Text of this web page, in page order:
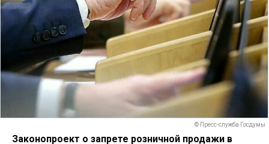
© Пресс-служба Госдумы
Законопроект о запрете розничной продажи в